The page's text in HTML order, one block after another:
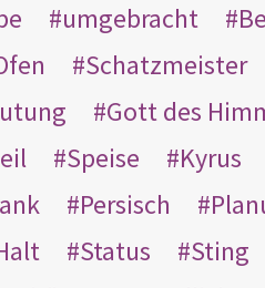
umgebracht
Schatzmeister
Gott des
Speise Kyrus
Persisch
Status Sting